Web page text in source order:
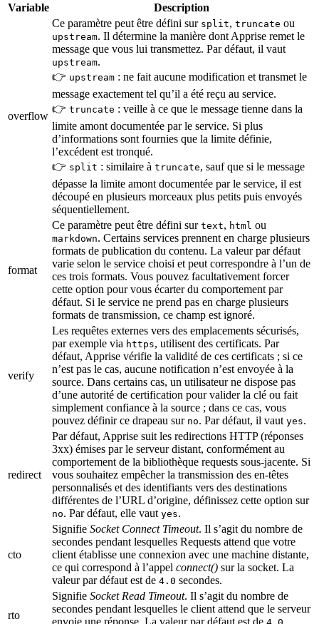
Variable
Description
overflow
Ce paramètre peut être défini sur split, truncate ou
upstream. Il détermine la manière dont Apprise remet le
message que vous lui transmettez. Par défaut, il vaut
upstream.
👉 upstream : ne fait aucune modification et transmet le
message exactement tel qu’il a été reçu au service.
👉 truncate : veille à ce que le message tienne dans la
limite amont documentée par le service. Si plus
d’informations sont fournies que la limite définie,
l’excédent est tronqué.
👉 split : similaire à truncate, sauf que si le message
dépasse la limite amont documentée par le service, il est
découpé en plusieurs morceaux plus petits puis envoyés
séquentiellement.
format
Ce paramètre peut être défini sur text, html ou
markdown. Certains services prennent en charge plusieurs
formats de publication du contenu. La valeur par défaut
varie selon le service choisi et peut correspondre à l’un de
ces trois formats. Vous pouvez facultativement forcer
cette option pour vous écarter du comportement par
défaut. Si le service ne prend pas en charge plusieurs
formats de transmission, ce champ est ignoré.
verify
Les requêtes externes vers des emplacements sécurisés,
par exemple via https, utilisent des certificats. Par
défaut, Apprise vérifie la validité de ces certificats ; si ce
n’est pas le cas, aucune notification n’est envoyée à la
source. Dans certains cas, un utilisateur ne dispose pas
d’une autorité de certification pour valider la clé ou fait
simplement confiance à la source ; dans ce cas, vous
pouvez définir ce drapeau sur no. Par défaut, il vaut yes.
redirect
Par défaut, Apprise suit les redirections HTTP (réponses
3xx) émises par le serveur distant, conformément au
comportement de la bibliothèque requests sous-jacente. Si
vous souhaitez empêcher la transmission des en-têtes
personnalisés et des identifiants vers des destinations
différentes de l’URL d’origine, définissez cette option sur
no. Par défaut, elle vaut yes.
cto
Signifie Socket Connect Timeout. Il s’agit du nombre de
secondes pendant lesquelles Requests attend que votre
client établisse une connexion avec une machine distante,
ce qui correspond à l’appel connect() sur la socket. La
valeur par défaut est de 4.0 secondes.
rto
Signifie Socket Read Timeout. Il s’agit du nombre de
secondes pendant lesquelles le client attend que le serveur
envoie une réponse. La valeur par défaut est de